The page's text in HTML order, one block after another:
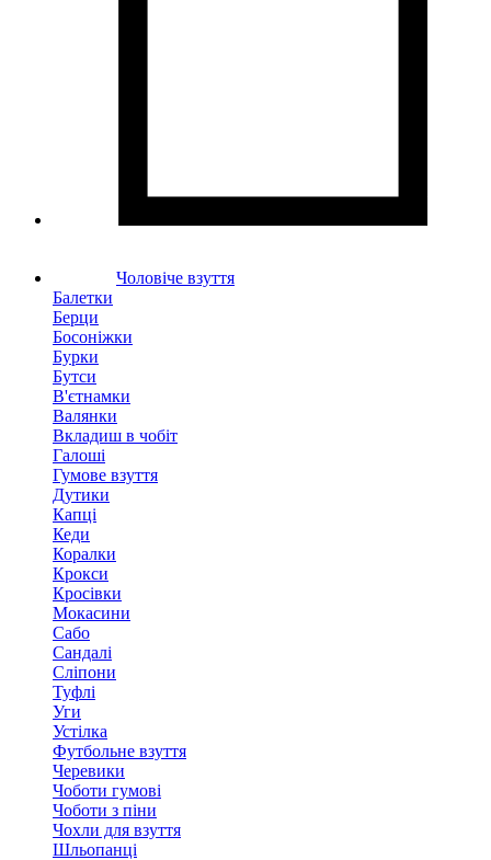
Чоловіче взуття
Балетки
Берци
Босоніжки
Бурки
Бутси
В'єтнамки
Валянки
Вкладиш в чобіт
Галоші
Гумове взуття
Дутики
Капці
Кеди
Коралки
Крокси
Кросівки
Мокасини
Сабо
Сандалі
Сліпони
Туфлі
Уги
Устілка
Футбольне взуття
Черевики
Чоботи гумові
Чоботи з піни
Чохли для взуття
Шльопанці